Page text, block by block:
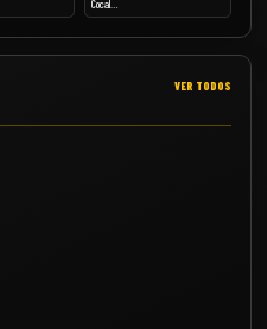
Cocal…
VER TODOS